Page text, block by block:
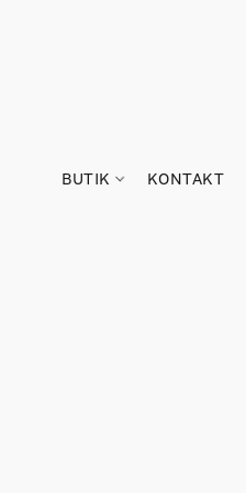
BUTIK KONTAKT